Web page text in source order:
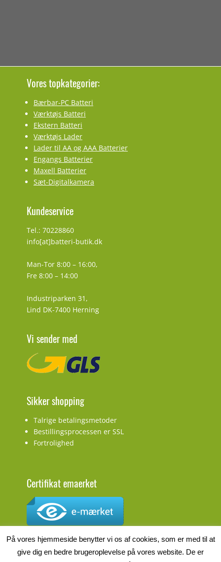
Vores topkategorier:
Bærbar-PC Batteri
Værktøjs Batteri
Ekstern Batteri
Værktøjs Lader
Lader til AA og AAA Batterier
Engangs Batterier
Maxell Batterier
Sæt-Digitalkamera
Kundeservice
Tel.: 70228860
info[at]batteri-butik.dk
Man-Tor 8:00 – 16:00,
Fre 8:00 – 14:00
Industriparken 31,
Lind DK-7400 Herning
Vi sender med
Sikker shopping
Talrige betalingsmetoder
Bestillingsprocessen er SSL
Fortrolighed
Certifikat emaerket
CVR.nr.: DK27927548
På vores hjemmeside benytter vi os af cookies, som er med til at
give dig en bedre brugeroplevelse på vores website. De er